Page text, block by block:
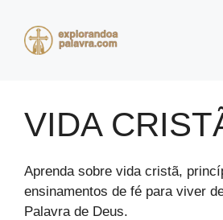
VIDA
Aprenda sobre vida cristã,
ensinamentos de fé para viver
Palavra de Deus.